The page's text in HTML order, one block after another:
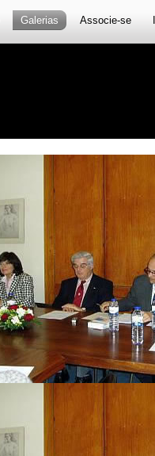
Galerias Associe-se